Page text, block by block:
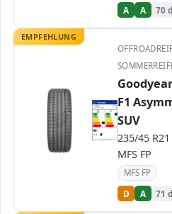
A A 70
EMPFEHLUNG
ENERG
Goodyear 583701
235/45 R21 101T C1
C C
71 dB B
F1
SUV
235/45
MFS FP
MFS FP
D A 71